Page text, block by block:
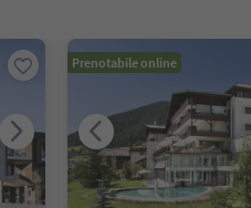
Prenotabile online